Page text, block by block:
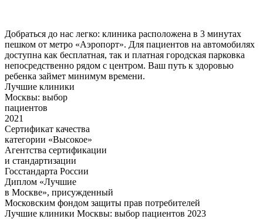
Добраться до нас легко: клиника расположена в 3 минутах
пешком от метро «Аэропорт». Для пациентов на автомобилях
доступна как бесплатная, так и платная городская парковка
непосредственно рядом с центром. Ваш путь к здоровью
ребенка займет минимум времени.
Лучшие клиники
Москвы: выбор
пациентов
2021
Сертификат качества
категории «Высокое»
Агентства сертификации
и стандартизации
Госстандарта России
Диплом «Лучшие
в Москве», присужденный
Московским фондом защиты прав потребителей
Лучшие клиники Москвы: выбор пациентов 2023